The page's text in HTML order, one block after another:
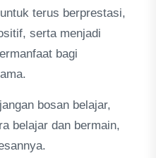
terus berprestasi,
serta menjadi
bagi
bosan belajar,
belajar dan bermain,